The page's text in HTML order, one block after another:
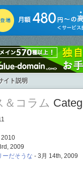
イト説明
＆コラム
2010
2009
ーだそうな - 3月 14th, 2009